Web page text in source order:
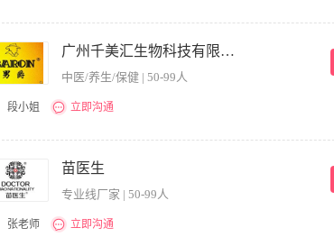
态化运营工作。
条件好。
广州千美汇生物科技有限公司
中医/养生/保健 | 50-99人
段小姐 立即沟通
进推广效果 5、评估、分析网站的关键词等，根据用户需求，策划
换等合作，负责日常合作网站的管理及维护 7、开发拓展合作的网
广实际案例 2.主动沟通意识强，同时又具备良好的倾听与换位思考
流社区的用户行为特征
苗医生
专业线厂家 | 50-99人
张老师 立即沟通